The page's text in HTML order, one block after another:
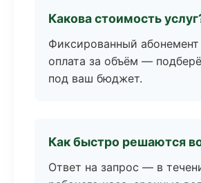
Какова стоимость
Фиксированный
оплата за объём —
под ваш бюджет.
Как быстро решаются
Ответ на запрос — в